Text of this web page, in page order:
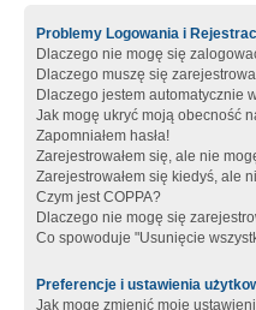
Problemy Logowania i
Dlaczego nie mogę się
Dlaczego muszę się
Dlaczego jestem automatycznie
Jak mogę ukryć moją obecność
Zapomniałem hasła!
Zarejestrowałem się, ale nie
Zarejestrowałem się kiedyś, ale
Czym jest COPPA?
Dlaczego nie mogę się
Co spowoduje "Usunięcie
Preferencje i ustawienia
Jak mogę zmienić moje